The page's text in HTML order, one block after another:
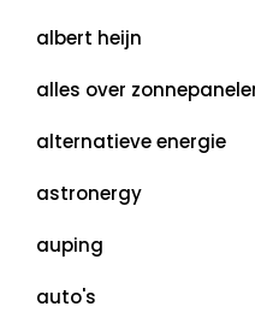
albert heijn
alles over
alternatieve energie
astronergy
auping
auto's